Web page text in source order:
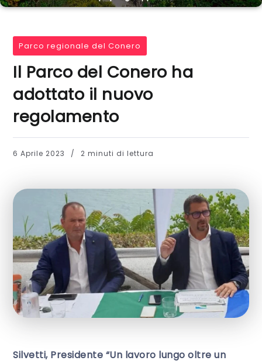
Parco regionale del Conero
Il Parco del Conero ha
adottato il nuovo
regolamento
6 Aprile 2023 2 minuti di lettura
Silvetti, Presidente “Un lavoro lungo oltre un